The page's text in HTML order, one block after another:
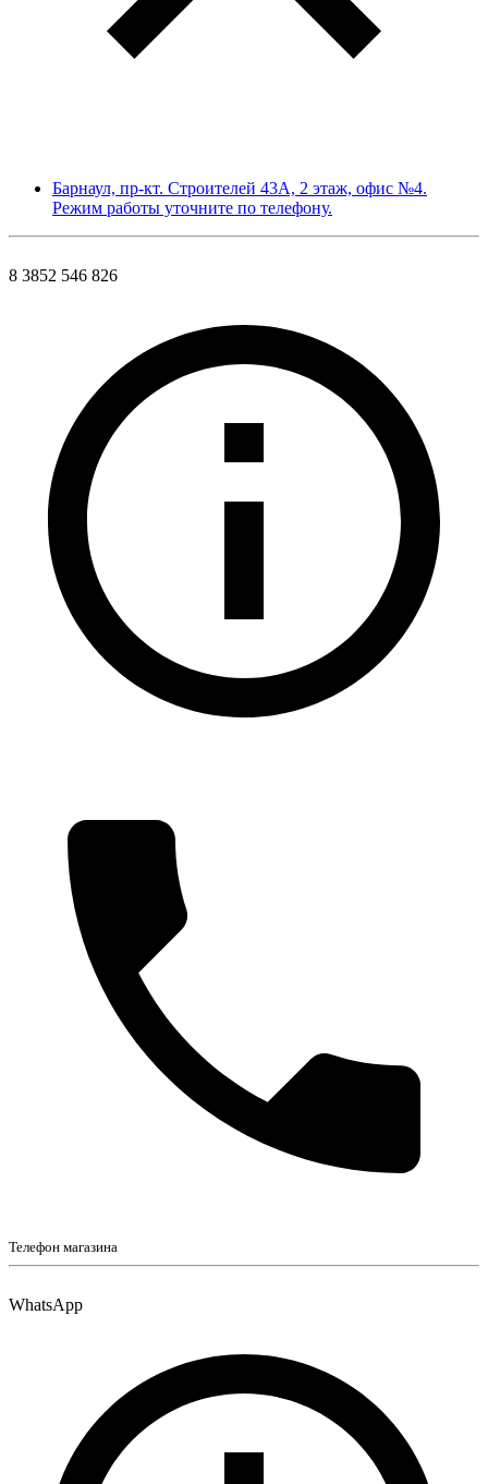
Барнаул, пр-кт. Строителей 43А, 2 этаж, офис №4.
Режим работы уточните по телефону.
8 3852 546 826
Телефон магазина
WhatsApp